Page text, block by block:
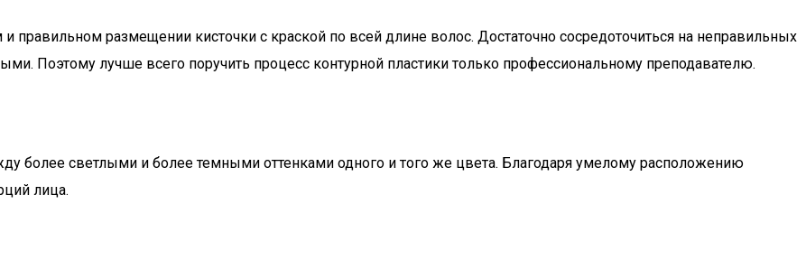
правильном размещении кисточки с краской по всей длине волос. Достаточно сосредоточиться на неправильных
Поэтому лучше всего поручить процесс контурной пластики только профессиональному преподавателю.
более светлыми и более темными оттенками одного и того же цвета. Благодаря умелому расположению
лица.